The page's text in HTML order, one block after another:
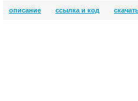
описание ссылка и код